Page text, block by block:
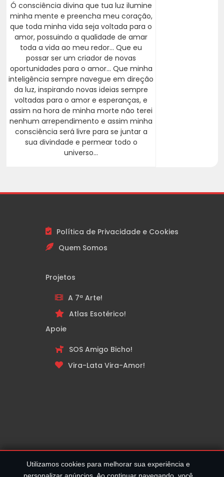
Ó consciência divina que tua luz ilumine
minha mente e preencha meu coração,
que toda minha vida seja voltada para o
amor, possuindo a qualidade de amar
toda a vida ao meu redor... Que eu
possar ser um criador de novas
oportunidades para o amor... Que minha
inteligência sempre navegue em direção
da luz, inspirando novas ideias sempre
voltadas para o amor e esperanças, e
assim na hora de minha morte não terei
nenhum arrependimento e assim minha
consciência será livre para se juntar a
sua divindade e permear todo o
universo...
Política de Privacidade e Cookies
Quem Somos
Projetos
A 7ª Arte!
Atlas Esotérico!
Apoie
SOS Amigo Bicho!
Vira-Lata Vira-Amor!
Utilizamos cookies para melhorar sua experiência e